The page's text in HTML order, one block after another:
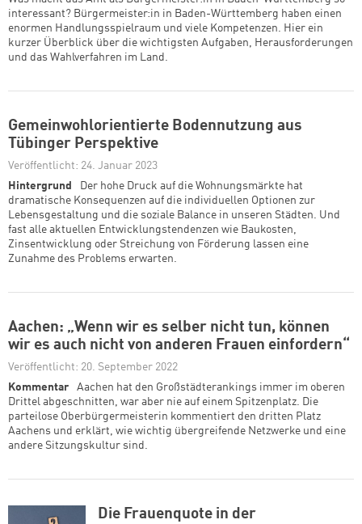
interessant? Bürgermeister:in in Baden-Württemberg haben einen
enormen Handlungsspielraum und viele Kompetenzen. Hier ein
kurzer Überblick über die wichtigsten Aufgaben, Herausforderungen
und das Wahlverfahren im Land.
Gemeinwohlorientierte Bodennutzung aus
Tübinger Perspektive
Veröffentlicht: 24. Januar 2023
Hintergrund
Der hohe Druck auf die Wohnungsmärkte hat
dramatische Konsequenzen auf die individuellen Optionen zur
Lebensgestaltung und die soziale Balance in unseren Städten. Und
fast alle aktuellen Entwicklungstendenzen wie Baukosten,
Zinsentwicklung oder Streichung von Förderung lassen eine
Zunahme des Problems erwarten.
Aachen: „Wenn wir es selber nicht tun, können
wir es auch nicht von anderen Frauen einfordern“
Veröffentlicht: 20. September 2022
Kommentar
Aachen hat den Großstädterankings immer im oberen
Drittel abgeschnitten, war aber nie auf einem Spitzenplatz. Die
parteilose Oberbürgermeisterin kommentiert den dritten Platz
Aachens und erklärt, wie wichtig übergreifende Netzwerke und eine
andere Sitzungskultur sind.
Die Frauenquote in der